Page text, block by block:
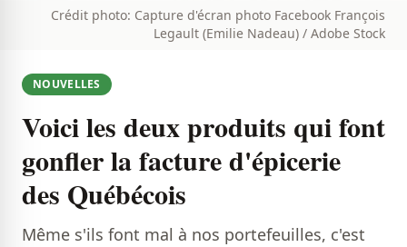
Crédit photo: Capture d'écran photo Facebook François
Legault (Emilie Nadeau) / Adobe Stock
NOUVELLES
Voici les deux produits qui font
gonfler la facture d'épicerie
des Québécois
Même s'ils font mal à nos portefeuilles, c'est